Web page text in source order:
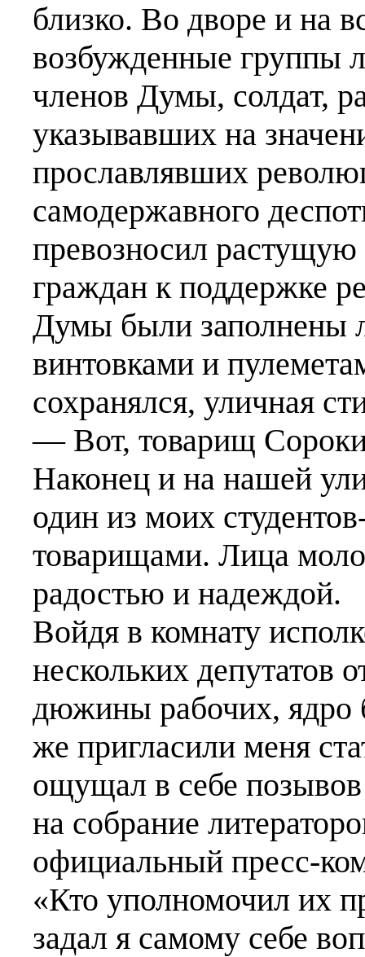
близко. Во дворе и на
возбужденные группы
членов Думы, солдат,
указывавших на
прославлявших
самодержавного
превозносил растущую
граждан к поддержке
Думы были заполнены
винтовками и
сохранялся, уличная
— Вот, товарищ
Наконец и на нашей
один из моих
товарищами. Лица
радостью и надеждой.
Войдя в комнату
нескольких депутатов
дюжины рабочих, ядро
же пригласили меня
ощущал в себе
на собрание
официальный пресс-
«Кто уполномочил их
задал я самому себе